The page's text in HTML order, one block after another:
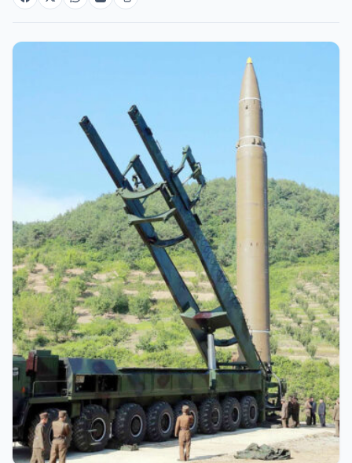
Giriş Yap
Kullanıcı Adı veya E-posta